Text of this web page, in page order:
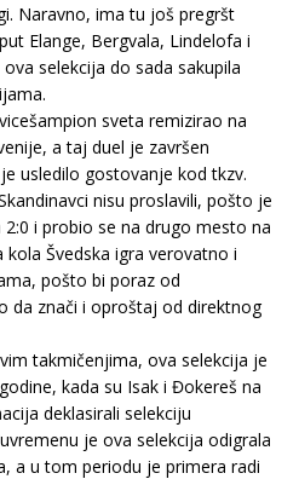
Naravno, ima tu još pregršt
Elange, Bergvala, Lindelofa i
selekcija do sada sakupila
sveta remizirao na
a taj duel je završen
usledilo gostovanje kod tkzv.
nisu proslavili, pošto je
i probio se na drugo mesto na
Švedska igra verovatno i
pošto bi poraz od
da znači i oproštaj od direktnog
takmičenjima, ova selekcija je
kada su Isak i Đokereš na
deklasirali selekciju
je ova selekcija odigrala
a u tom periodu je primera radi